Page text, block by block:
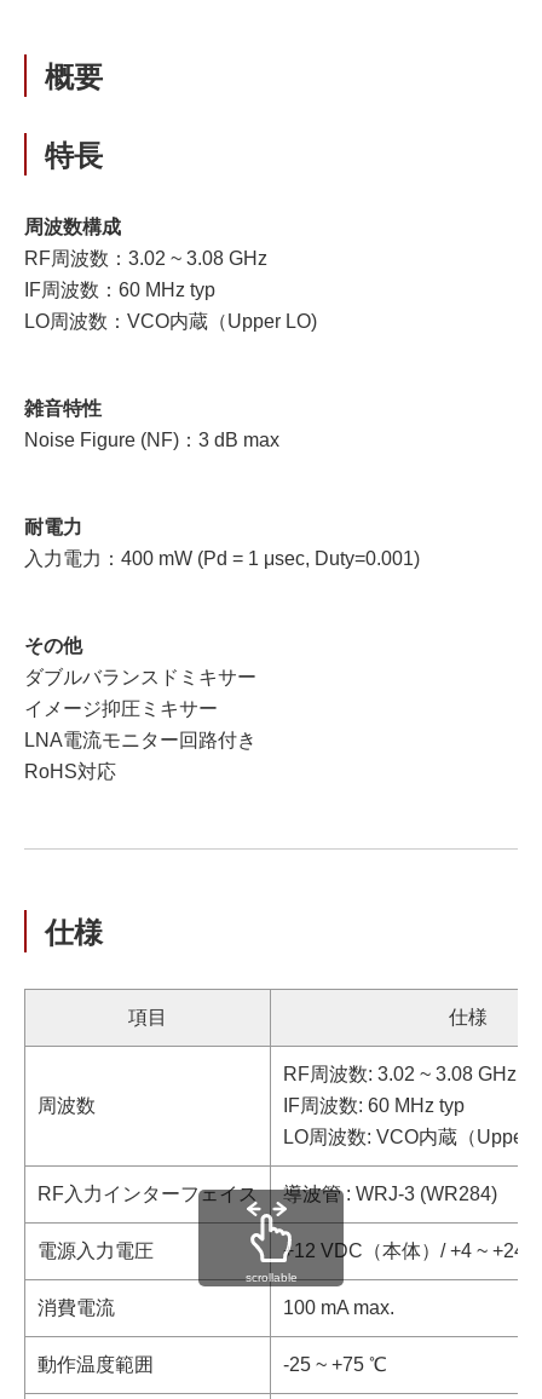
概要
特長
周波数構成
RF周波数：3.02 ~ 3.08 GHz
IF周波数：60 MHz typ
LO周波数：VCO内蔵（Upper LO)
雑音特性
Noise Figure (NF)：3 dB max
耐電力
入力電力：400 mW (Pd = 1 μsec, Duty=0.001)
その他
ダブルバランスドミキサー
イメージ抑圧ミキサー
LNA電流モニター回路付き
RoHS対応
仕様
項目 仕様
周波数
RF周波数: 3.02 ~ 3.08 GHz
IF周波数: 60 MHz typ
LO周波数: VCO内蔵（Upper
RF入力インターフェイス 導波管 : WRJ-3 (WR284)
電源入力電圧 +12 VDC（本体）/ +4 ~ +24
消費電流 100 mA max.
動作温度範囲 -25 ~ +75 ℃
scrollable